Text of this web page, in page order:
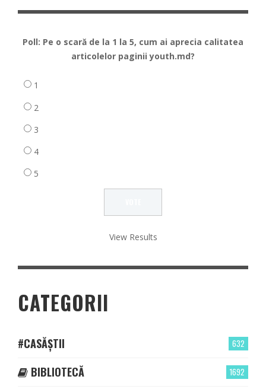
Poll: Pe o scară de la 1 la 5, cum ai aprecia calitatea
articolelor paginii youth.md?
1
2
3
4
5
View Results
CATEGORII
632
#CASĂȘTII
1692
BIBLIOTECĂ